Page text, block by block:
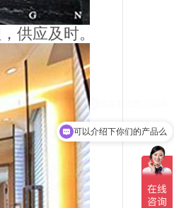
供应及时。
可以介绍下你们的产品么